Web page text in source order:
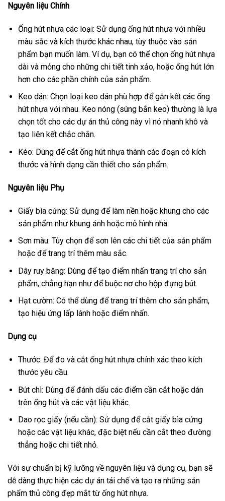
Nguyên liệu Chính
Ống hút nhựa các loại: Sử dụng ống hút nhựa với nhiều
màu sắc và kích thước khác nhau, tùy thuộc vào sản
phẩm bạn muốn làm. Ví dụ, bạn có thể chọn ống hút nhựa
dài và mỏng cho những chi tiết tinh xảo, hoặc ống hút lớn
hơn cho các phần chính của sản phẩm.
Keo dán: Chọn loại keo dán phù hợp để gắn kết các ống
hút nhựa với nhau. Keo nóng (súng bắn keo) thường là lựa
chọn tốt cho các dự án thủ công này vì nó nhanh khô và
tạo liên kết chắc chắn.
Kéo: Dùng để cắt ống hút nhựa thành các đoạn có kích
thước và hình dạng cần thiết cho sản phẩm.
Nguyên liệu Phụ
Giấy bìa cứng: Sử dụng để làm nền hoặc khung cho các
sản phẩm như khung ảnh hoặc mô hình nhà.
Sơn màu: Tùy chọn để sơn lên các chi tiết của sản phẩm
hoặc để trang trí thêm màu sắc.
Dây ruy băng: Dùng để tạo điểm nhấn trang trí cho sản
phẩm, chẳng hạn như để buộc nơ cho hộp đựng bút.
Hạt cườm: Có thể dùng để trang trí thêm cho sản phẩm,
tạo hiệu ứng lấp lánh hoặc điểm nhấn.
Dụng cụ
Thước: Để đo và cắt ống hút nhựa chính xác theo kích
thước yêu cầu.
Bút chì: Dùng để đánh dấu các điểm cần cắt hoặc dán
trên ống hút và các vật liệu khác.
Dao rọc giấy (nếu cần): Sử dụng để cắt giấy bìa cứng
hoặc các vật liệu khác, đặc biệt nếu cần cắt theo đường
thẳng hoặc chi tiết nhỏ.
Với sự chuẩn bị kỹ lưỡng về nguyên liệu và dụng cụ, bạn sẽ
dễ dàng thực hiện các dự án tái chế và tạo ra những sản
phẩm thủ công đẹp mắt từ ống hút nhựa.